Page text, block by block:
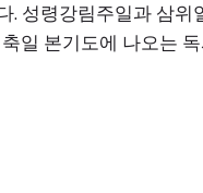
성령강림주일과 삼
일 본기도에 나오는